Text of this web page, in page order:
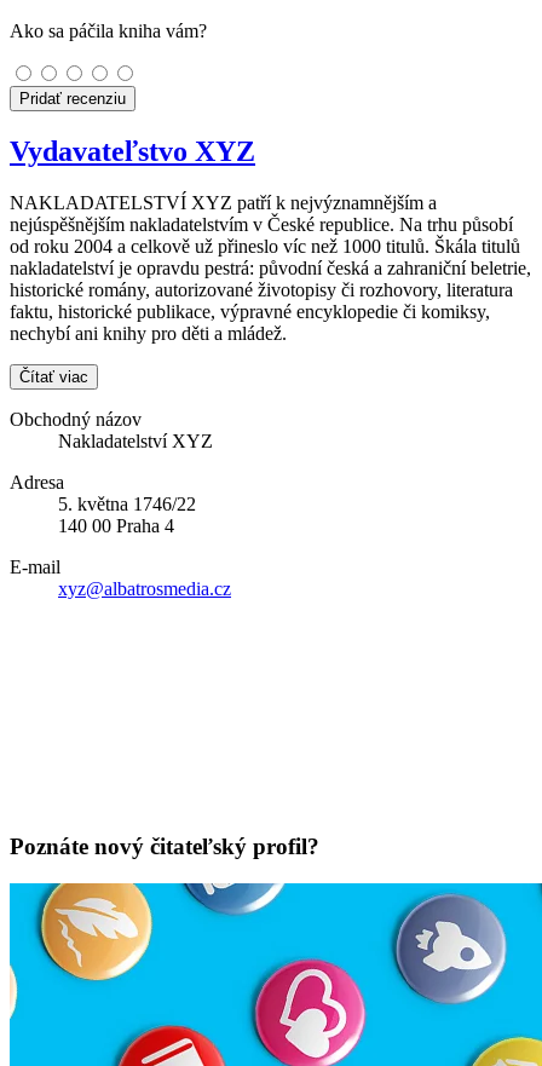
Ako sa páčila kniha vám?
Pridať recenziu
Vydavateľstvo XYZ
NAKLADATELSTVÍ XYZ patří k nejvýznamnějším a
nejúspěšnějším nakladatelstvím v České republice. Na trhu působí
od roku 2004 a celkově už přineslo víc než 1000 titulů. Škála titulů
nakladatelství je opravdu pestrá: původní česká a zahraniční beletrie,
historické romány, autorizované životopisy či rozhovory, literatura
faktu, historické publikace, výpravné encyklopedie či komiksy,
nechybí ani knihy pro děti a mládež.
Čítať viac
Obchodný názov
Nakladatelství XYZ
Adresa
5. května 1746/22
140 00 Praha 4
E-mail
xyz@albatrosmedia.cz
Poznáte nový čitateľský profil?